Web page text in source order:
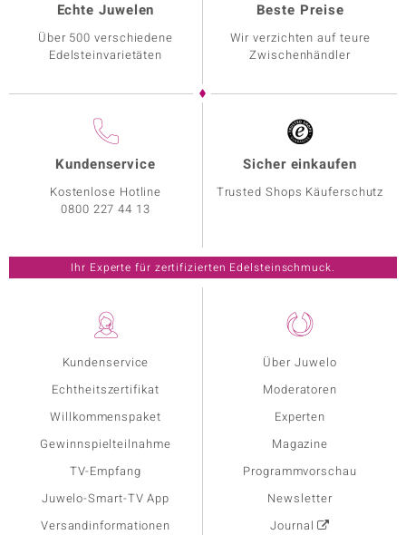
Kundenservice
Echtheitszertifikat
Willkommenspaket
Gewinnspielteilnahme
TV-Empfang
Juwelo-Smart-TV App
Versandinformationen
Über Juwelo
Moderatoren
Experten
Magazine
Programmvorschau
Newsletter
Journal
Echte Juwelen
Über 500 verschiedene
Edelsteinvarietäten
Beste Preise
Wir verzichten auf teure
Zwischenhändler
Kundenservice
Kostenlose Hotline
0800 227 44 13
Sicher einkaufen
Trusted Shops Käuferschutz
Ihr Experte für zertifizierten Edelsteinschmuck.